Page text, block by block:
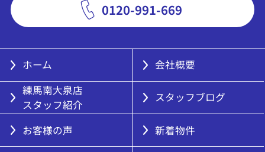
0120-991-669
ホーム
会社概要
練馬南大泉店
スタッフ紹介
スタッフブログ
お客様の声 新着物件